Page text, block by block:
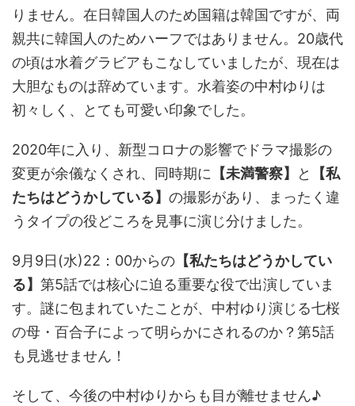
りません。在日韓国人のため国籍は韓国ですが、両
親共に韓国人のためハーフではありません。20歳代
の頃は水着グラビアもこなしていましたが、現在は
大胆なものは辞めています。水着姿の中村ゆりは
初々しく、とても可愛い印象でした。
2020年に入り、新型コロナの影響でドラマ撮影の
変更が余儀なくされ、同時期に 【未満警察】 と
【私
たちはどうかしている】 の撮影があり、まったく違
うタイプの役どころを見事に演じ分けました。
9月9日(水)22：00からの 【私たちはどうかしてい
る】 第5話では核心に迫る重要な役で出演していま
す。謎に包まれていたことが、中村ゆり演じる七桜
の母・百合子によって明らかにされるのか？第5話
も見逃せません！
そして、今後の中村ゆりからも目が離せません♪